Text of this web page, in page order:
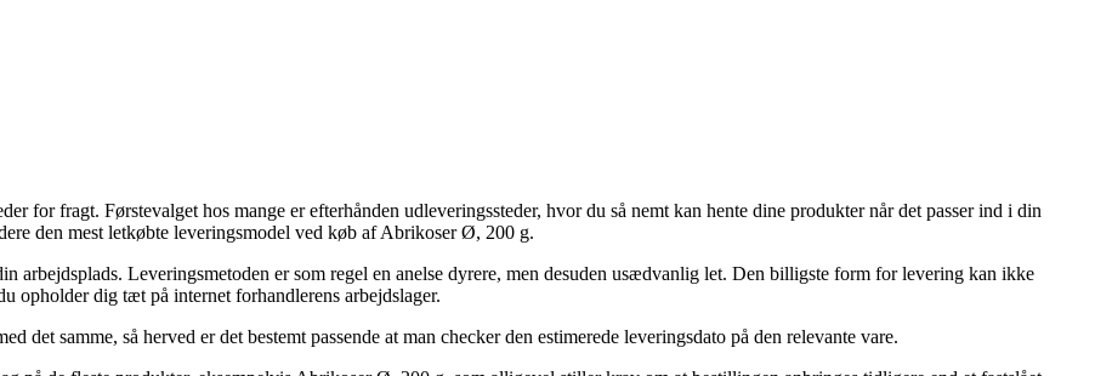
for fragt. Førstevalget hos mange er efterhånden udleveringssteder, hvor du så nemt kan hente dine produkter når det passer ind i din
den mest letkøbte leveringsmodel ved køb af Abrikoser Ø, 200 g.
Leveringsmetoden er som regel en anelse dyrere, men desuden usædvanlig let. Den billigste form for levering kan ikke
opholder dig tæt på internet forhandlerens arbejdslager.
det samme, så herved er det bestemt passende at man checker den estimerede leveringsdato på den relevante vare.